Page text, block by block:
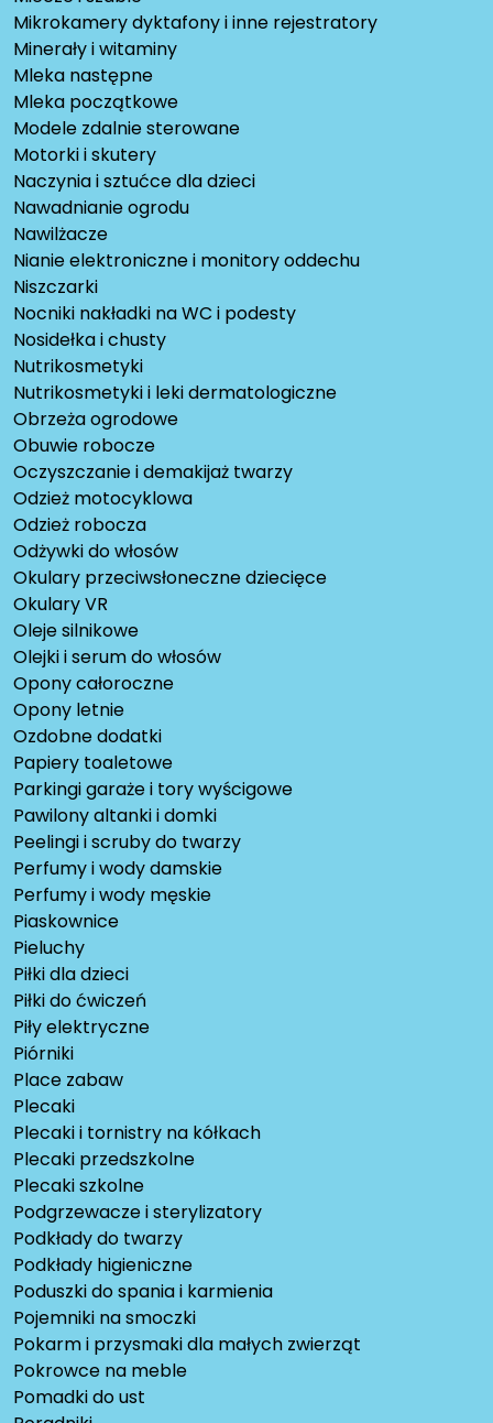
Mikrokamery dyktafony i inne rejestratory
Minerały i witaminy
Mleka następne
Mleka początkowe
Modele zdalnie sterowane
Motorki i skutery
Naczynia i sztućce dla dzieci
Nawadnianie ogrodu
Nawilżacze
Nianie elektroniczne i monitory oddechu
Niszczarki
Nocniki nakładki na WC i podesty
Nosidełka i chusty
Nutrikosmetyki
Nutrikosmetyki i leki dermatologiczne
Obrzeża ogrodowe
Obuwie robocze
Oczyszczanie i demakijaż twarzy
Odzież motocyklowa
Odzież robocza
Odżywki do włosów
Okulary przeciwsłoneczne dziecięce
Okulary VR
Oleje silnikowe
Olejki i serum do włosów
Opony całoroczne
Opony letnie
Ozdobne dodatki
Papiery toaletowe
Parkingi garaże i tory wyścigowe
Pawilony altanki i domki
Peelingi i scruby do twarzy
Perfumy i wody damskie
Perfumy i wody męskie
Piaskownice
Pieluchy
Piłki dla dzieci
Piłki do ćwiczeń
Piły elektryczne
Piórniki
Place zabaw
Plecaki
Plecaki i tornistry na kółkach
Plecaki przedszkolne
Plecaki szkolne
Podgrzewacze i sterylizatory
Podkłady do twarzy
Podkłady higieniczne
Poduszki do spania i karmienia
Pojemniki na smoczki
Pokarm i przysmaki dla małych zwierząt
Pokrowce na meble
Pomadki do ust